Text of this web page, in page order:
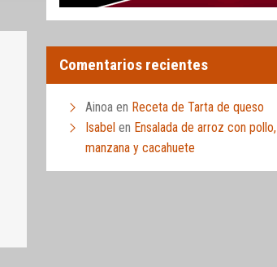
Comentarios recientes
Ainoa en Receta de Tarta de queso
Isabel en Ensalada de arroz con pollo,
manzana y cacahuete